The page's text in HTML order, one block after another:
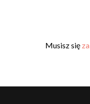
Musisz się